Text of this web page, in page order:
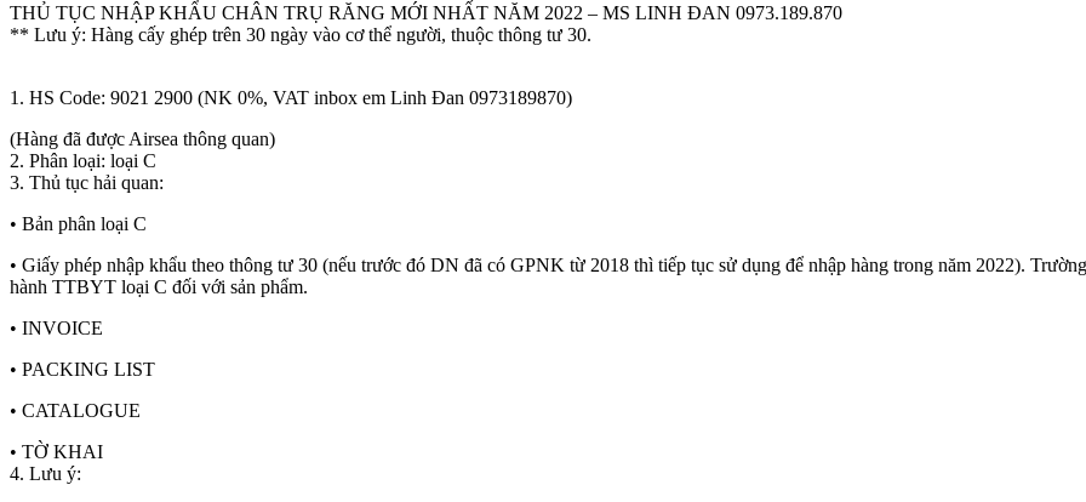
THỦ TỤC NHẬP KHẨU CHÂN TRỤ RĂNG MỚI NHẤT NĂM 2022 – MS LINH ĐAN 0973.189.870
** Lưu ý: Hàng cấy ghép trên 30 ngày vào cơ thể người, thuộc thông tư 30.
1. HS Code: 9021 2900 (NK 0%, VAT inbox em Linh Đan 0973189870)
(Hàng đã được Airsea thông quan)
2. Phân loại: loại C
3. Thủ tục hải quan:
• Bản phân loại C
• Giấy phép nhập khẩu theo thông tư 30 (nếu trước đó DN đã có GPNK từ 2018 thì tiếp tục sử dụng để nhập hàng trong năm 2022).
hành TTBYT loại C đối với sản phẩm.
• INVOICE
• PACKING LIST
• CATALOGUE
• TỜ KHAI
4. Lưu ý: